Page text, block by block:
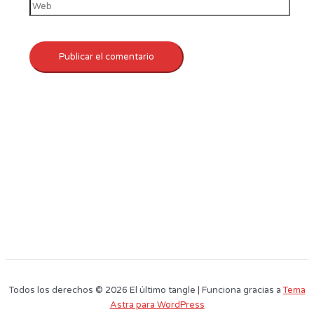
Todos los derechos © 2026 El último tangle | Funciona gracias aTema
Astra para WordPress